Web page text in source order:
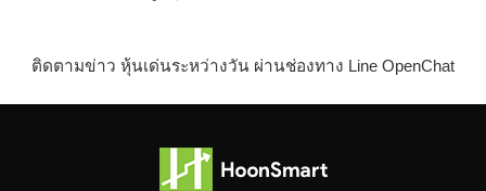
ติดตามข่าว หุ้นเด่นระหว่างวัน ผ่านช่องทาง Line OpenChat